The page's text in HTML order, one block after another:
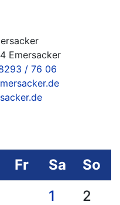
Emersacker
/ 76 06
Fr Sa
So
1
2